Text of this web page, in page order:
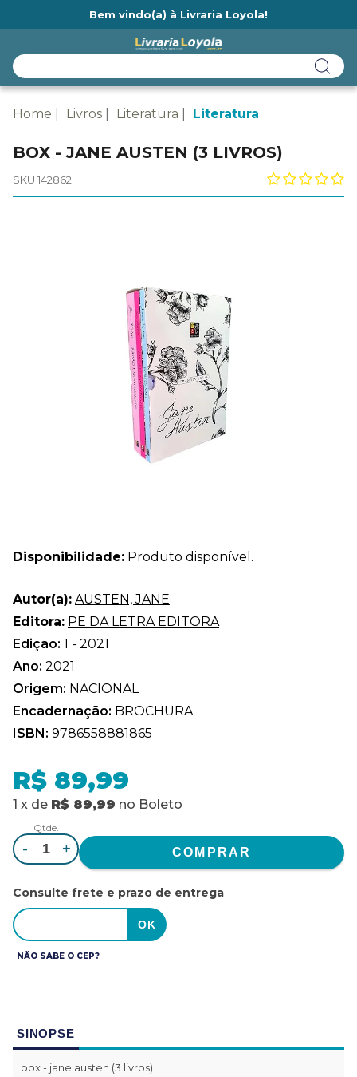
Bem vindo(a) à Livraria Loyola!
Home Livros Literatura Literatura
BOX - JANE AUSTEN (3 LIVROS)
SKU 142862
Disponibilidade: Produto disponível.
Autor(a): AUSTEN, JANE
Editora: PE DA LETRA EDITORA
Edição: 1 - 2021
Ano: 2021
Origem: NACIONAL
Encadernação: BROCHURA
ISBN: 9786558881865
R$ 89,99
1 x de R$ 89,99 no Boleto
Qtde.
- +
Consulte frete e prazo de entrega
NÃO SABE O CEP?
SINOPSE
box - jane austen (3 livros)